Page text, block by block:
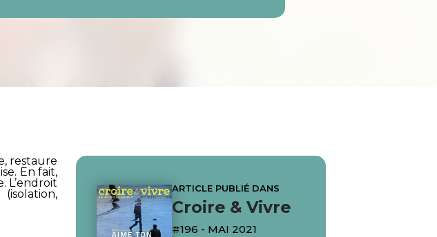
restaure
En fait,
L’endroit
ARTICLE PUBLIÉ DANS
Croire & Vivre
#196 - MAI 2021